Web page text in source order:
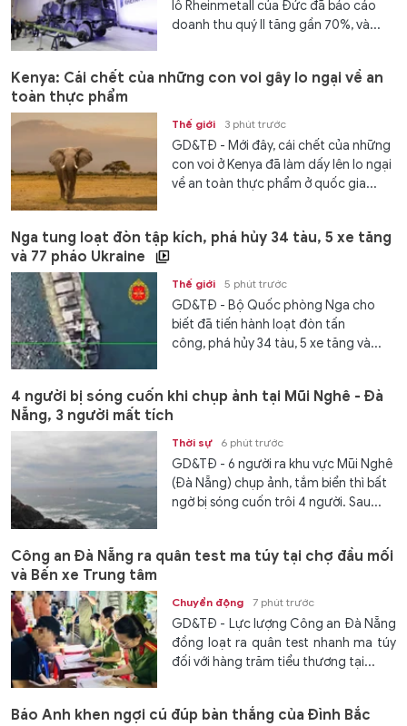
lồ Rheinmetall của Đức đã báo cáo
doanh thu quý II tăng gần 70%, và...
Kenya: Cái chết của những con voi gây lo ngại về an
toàn thực phẩm
Thế giới 3 phút trước
GD&TĐ - Mới đây, cái chết của những
con voi ở Kenya đã làm dấy lên lo ngại
về an toàn thực phẩm ở quốc gia...
Nga tung loạt đòn tập kích, phá hủy 34 tàu, 5 xe tăng
và 77 pháo Ukraine
Thế giới 5 phút trước
GD&TĐ - Bộ Quốc phòng Nga cho
biết đã tiến hành loạt đòn tấn
công, phá hủy 34 tàu, 5 xe tăng và...
4 người bị sóng cuốn khi chụp ảnh tại Mũi Nghê - Đà
Nẵng, 3 người mất tích
Thời sự 6 phút trước
GD&TĐ - 6 người ra khu vực Mũi Nghê
(Đà Nẵng) chụp ảnh, tắm biển thì bất
ngờ bị sóng cuốn trôi 4 người. Sau...
Công an Đà Nẵng ra quân test ma túy tại chợ đầu mối
và Bến xe Trung tâm
Chuyển động 7 phút trước
GD&TĐ - Lực lượng Công an Đà Nẵng
đồng loạt ra quân test nhanh ma túy
đối với hàng trăm tiểu thương tại...
Báo Anh khen ngợi cú đúp bàn thắng của Đình Bắc